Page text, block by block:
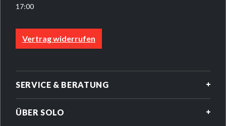
17:00
Vertrag widerrufen
SERVICE & BERATUNG
ÜBER SOLO